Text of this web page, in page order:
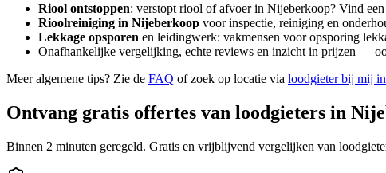
Riool ontstoppen: verstopt riool of afvoer in Nijeberkoop? Vind een
Rioolreiniging in Nijeberkoop voor inspectie, reiniging en
Lekkage opsporen en leidingwerk: vakmensen voor opsporing
Onafhankelijke vergelijking, echte reviews en inzicht in prijzen —
Meer algemene tips? Zie de FAQ of zoek op locatie via loodgieter bij mij
Ontvang gratis offertes van loodgieters in
Binnen 2 minuten geregeld. Gratis en vrijblijvend vergelijken van